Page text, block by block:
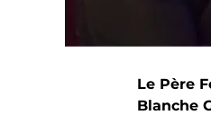
Le Père
Blanche